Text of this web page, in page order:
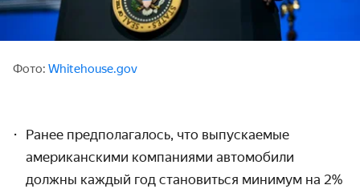
Фото: Whitehouse.gov
Ранее предполагалось, что выпускаемые
американскими компаниями автомобили
должны каждый год становиться минимум на 2%